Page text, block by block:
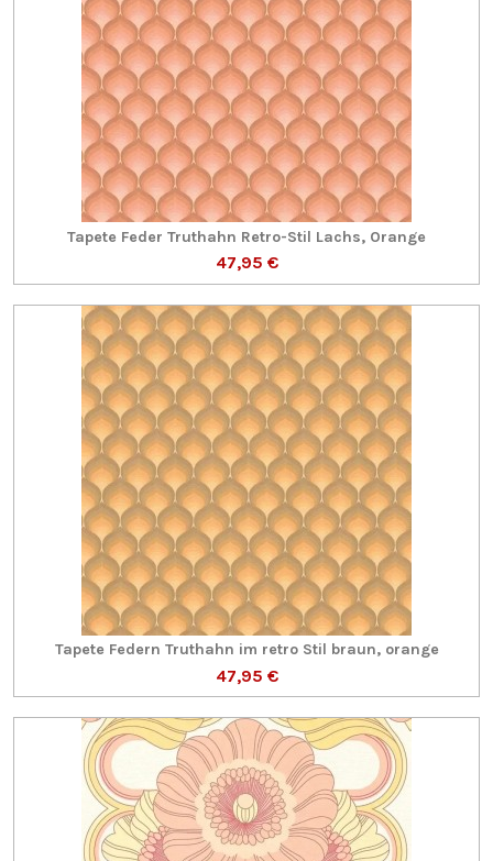
Tapete Feder Truthahn Retro-Stil Lachs, Orange
47,95 €
Tapete Federn Truthahn im retro Stil braun, orange
47,95 €